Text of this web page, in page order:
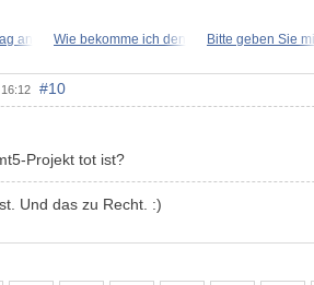
an Wie bekomme ich den Bitte geben Sie mir
#10
Projekt tot ist?
Und das zu Recht. :)